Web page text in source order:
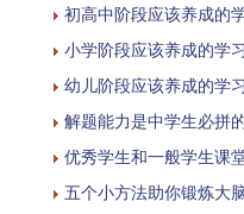
初高中阶段应该养成的
小学阶段应该养成的学
幼儿阶段应该养成的学
解题能力是中学生必拼
优秀学生和一般学生课
五个小方法助你锻炼大